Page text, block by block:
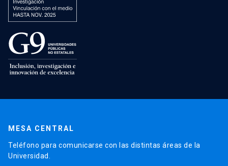
MESA CENTRAL
Teléfono para comunicarse con las distintas áreas de la
Universidad.